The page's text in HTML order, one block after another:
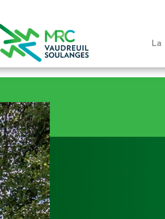
La
Projet
Le plus grand projet